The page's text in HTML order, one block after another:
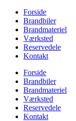
Forside
Brandbiler
Brandmateriel
Værksted
Reservedele
Kontakt
Forside
Brandbiler
Brandmateriel
Værksted
Reservedele
Kontakt